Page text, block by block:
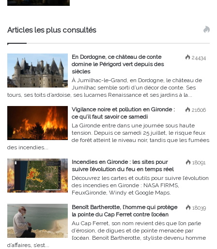
Articles les plus consultés
24434
En Dordogne, ce château de conte
domine le Périgord vert depuis des
siècles
À Jumilhac-le-Grand, en Dordogne, le château de
Jumilhac semble sorti d’un décor de conte. Ses
tours, ses toits d’ardoise, ses lucarnes Renaissance et ses jardins à la...
21606
Vigilance noire et pollution en Gironde :
ce qu’il faut savoir ce samedi
La Gironde entre dans une journée sous haute
tension. Depuis ce samedi 25 juillet, le risque feux
de forêt atteint le niveau noir, tandis que les fumées
des incendies...
18091
Incendies en Gironde : les sites pour
suivre l’évolution du feu en temps réel
Découvrez les cartes et outils pour suivre l’évolution
des incendies en Gironde : NASA FIRMS,
FeuxGironde, Windy et Google Maps.
18039
Benoît Bartherotte, l’homme qui protège
la pointe du Cap Ferret contre l’océan
Au Cap Ferret, son nom revient dès que l’on parle
d’érosion, de digues et de pointe menacée par
l’océan. Benoît Bartherotte, styliste devenu homme
d’affaires, s’est...